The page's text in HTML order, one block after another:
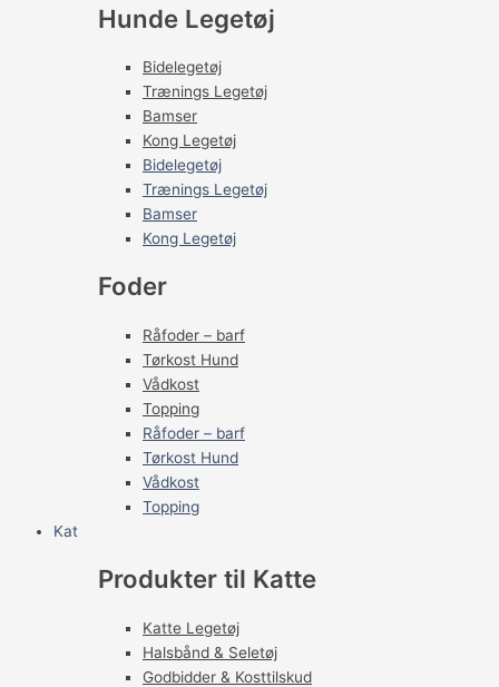
Hunde Legetøj
Bidelegetøj
Trænings Legetøj
Bamser
Kong Legetøj
Bidelegetøj
Trænings Legetøj
Bamser
Kong Legetøj
Foder
Råfoder – barf
Tørkost Hund
Vådkost
Topping
Råfoder – barf
Tørkost Hund
Vådkost
Topping
Kat
Produkter til Katte
Katte Legetøj
Halsbånd & Seletøj
Godbidder & Kosttilskud